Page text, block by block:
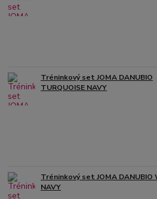
Tréninkový set JOMA DANUBIO
TURQUOISE NAVY
Tréninkový set JOMA DANUBIO
NAVY